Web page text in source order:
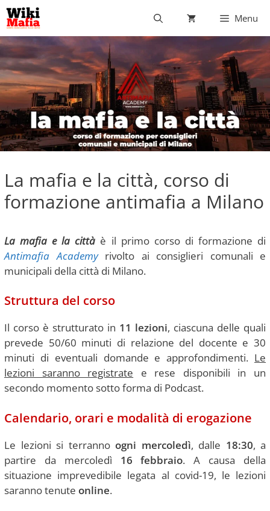
Vai
al
contenuto
Menu
La mafia e la città, corso di
formazione antimafia a Milano
La mafia e la città è il primo corso di formazione di
Antimafia Academyrivolto ai consiglieri comunali e
municipali della città di Milano.
Struttura del corso
Il corso è strutturato in 11 lezioni, ciascuna delle quali
prevede 50/60 minuti di relazione del docente e 30
minuti di eventuali domande e approfondimenti. Le
lezioni saranno registrate e rese disponibili in un
secondo momento sotto forma di Podcast.
Calendario, orari e modalità di erogazione
Le lezioni si terranno ogni mercoledì, dalle 18:30, a
partire da mercoledì 16 febbraio. A causa della
situazione imprevedibile legata al covid-19, le lezioni
saranno tenute online.